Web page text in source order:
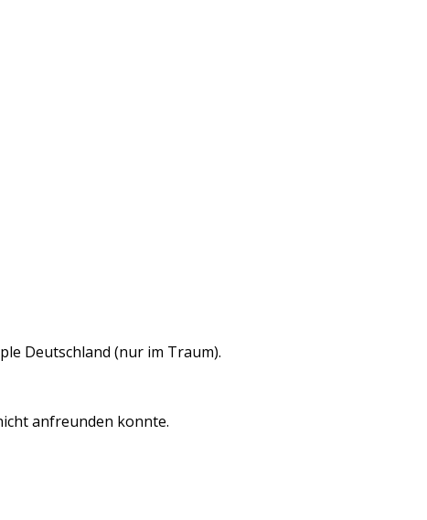
Deutschland (nur im Traum).
anfreunden konnte.